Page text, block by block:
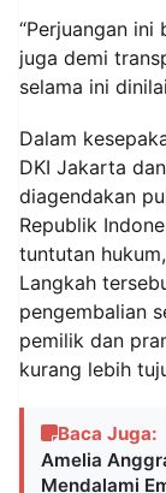
“Perjuangan
juga demi
selama ini
Dalam
DKI Jakarta
diagendakan
Republik
tuntutan
Langkah
pengembalian
pemilik dan
kurang lebih
Baca Juga:
Amelia
Mendalami